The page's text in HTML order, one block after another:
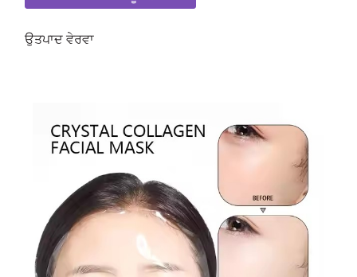
ਉਤਪਾਦ ਵੇਰਵਾ